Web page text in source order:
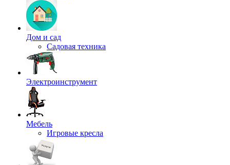
Дом и сад
Садовая техника
Электроинструмент
Мебель
Игровые кресла